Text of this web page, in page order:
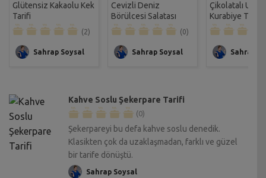
Glütensiz Kakaolu Kek
Tarifi
(2)
Sahrap Soysal
Cevizli Deniz
Börülcesi Salatası
Tarifi
(0)
Sahrap Soysal
Çikolatalı
Kurabiye Tarifi
Sahrap
Kahve Soslu Şekerpare Tarifi
(0)
Şekerpareyi bu defa kahve soslu denedik.
Klasikten çok da uzaklaşmadan, farklı ve güzel
bir tarife dönüştü.
Sahrap Soysal